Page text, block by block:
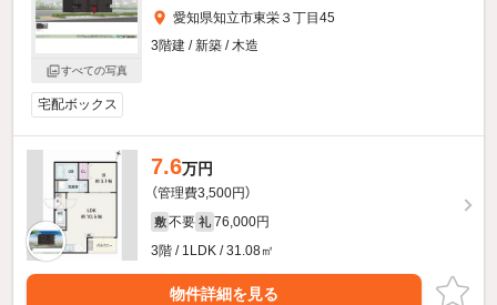
すべての写真
愛知県知立市東栄３丁目45
3階建 / 新築 / 木造
宅配ボックス
7.6万円
（管理費3,500円）
敷 不要 礼 76,000円
3階 / 1LDK / 31.08㎡
物件詳細を見る